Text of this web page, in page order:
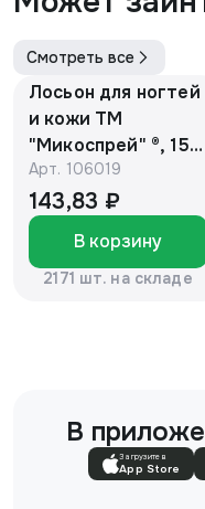
Смотреть все
Лосьон для ногтей
и кожи ТМ
"Микоспрей" ®, 15
мл
Арт. 106019
143,83 ₽
В корзину
2171 шт. на складе
В
Загрузите в
App Store